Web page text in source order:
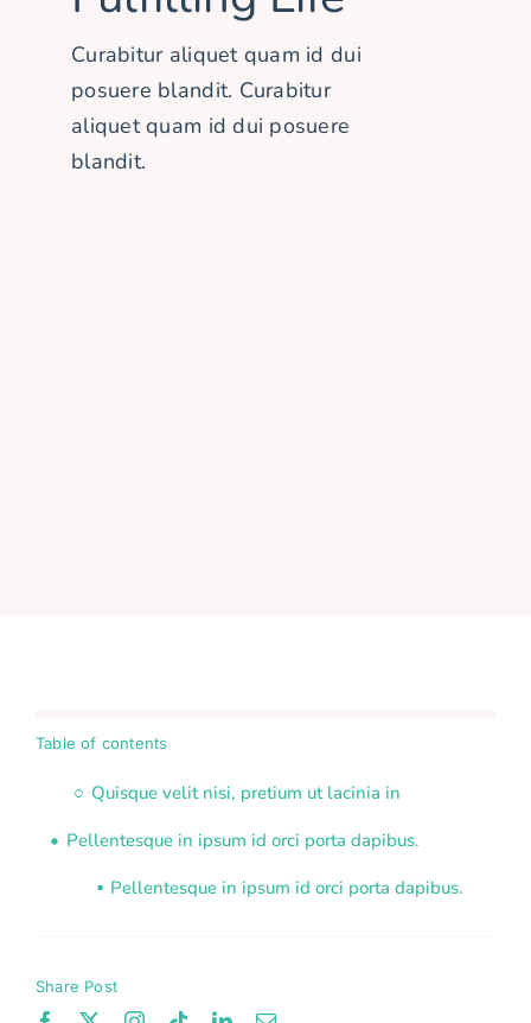
Geburtstags-Entdecker Kurse
Curabitur aliquet quam id dui
posuere blandit. Curabitur
aliquet quam id dui posuere
blandit.
Table of contents
Quisque velit nisi, pretium ut lacinia in
Pellentesque in ipsum id orci porta dapibus.
Pellentesque in ipsum id orci porta dapibus.
Share Post